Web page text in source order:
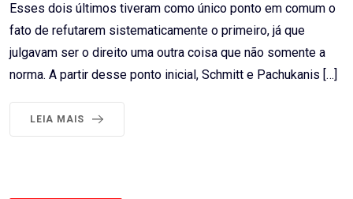
Esses dois últimos tiveram como único ponto em comum o
fato de refutarem sistematicamente o primeiro, já que
julgavam ser o direito uma outra coisa que não somente a
norma. A partir desse ponto inicial, Schmitt e Pachukanis […]
LEIA MAIS